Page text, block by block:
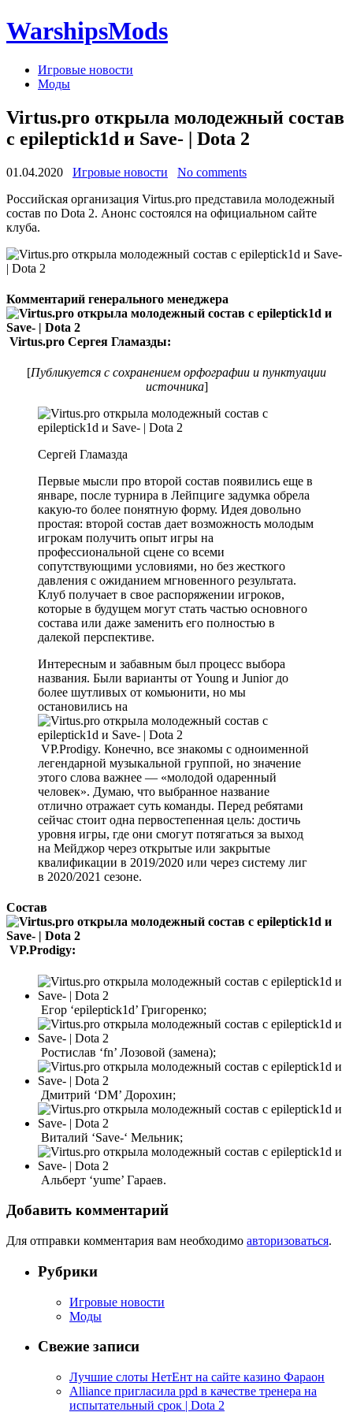
WarshipsMods
Игровые новости
Моды
Virtus.pro открыла молодежный состав
с epileptick1d и Save- | Dota 2
01.04.2020 Игровые новости
No comments
Российская организация Virtus.pro представила молодежный
состав по Dota 2. Анонс состоялся на официальном сайте
клуба.
Комментарий генерального менеджера
Virtus.pro Сергея Гламазды:
[Публикуется с сохранением орфографии и пунктуации
источника]
Сергей Гламазда
Первые мысли про второй состав появились еще в
январе, после турнира в Лейпциге задумка обрела
какую-то более понятную форму. Идея довольно
простая: второй состав дает возможность молодым
игрокам получить опыт игры на
профессиональной сцене со всеми
сопутствующими условиями, но без жесткого
давления c ожиданием мгновенного результата.
Клуб получает в свое распоряжении игроков,
которые в будущем могут стать частью основного
состава или даже заменить его полностью в
далекой перспективе.
Интересным и забавным был процесс выбора
названия. Были варианты от Young и Junior до
более шутливых от комьюнити, но мы
остановились на
VP.Prodigy. Конечно, все знакомы с одноименной
легендарной музыкальной группой, но значение
этого слова важнее — «молодой одаренный
человек». Думаю, что выбранное название
отлично отражает суть команды. Перед ребятами
сейчас стоит одна первостепенная цель: достичь
уровня игры, где они смогут потягаться за выход
на Мейджор через открытые или закрытые
квалификации в 2019/2020 или через систему лиг
в 2020/2021 сезоне.
Состав
VP.Prodigy:
Егор ‘epileptick1d’ Григоренко;
Ростислав ‘fn’ Лозовой (замена);
Дмитрий ‘DM’ Дорохин;
Виталий ‘Save-‘ Мельник;
Альберт ‘yume’ Гараев.
Добавить комментарий
Для отправки комментария вам необходимо авторизоваться.
Рубрики
Игровые новости
Моды
Свежие записи
Лучшие слоты НетЕнт на сайте казино Фараон
Alliance пригласила ppd в качестве тренера на
испытательный срок | Dota 2